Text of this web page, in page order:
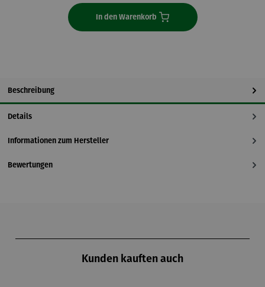
In den Warenkorb
Beschreibung
Details
Informationen zum Hersteller
Bewertungen
Kunden kauften auch